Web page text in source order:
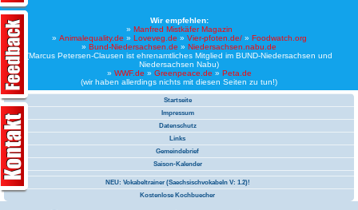
Wir empfehlen:
» Manfred Mistkäfer Magazin
» Animalequality.de » Loveveg.de » Vier-pfoten.de/» Foodwatch.org
» Bund-Niedersachsen.de » Niedersachsen.nabu.de
(Marcus Petersen-Clausen ist ehrenamtliches Mitglied im BUND-Niedersachsen und
Niedersachsen Nabu)
» WWF.de » Greenpeace.de » Peta.de
(wir haben allerdings nichts mit diesen Seiten zu tun!)
Startseite
Impressum
Datenschutz
Links
Gemeindebrief
Saison-Kalender
NEU: Vokabeltrainer (Saechsischvokabeln V: 1.2)!
Kostenlose Kochbuecher